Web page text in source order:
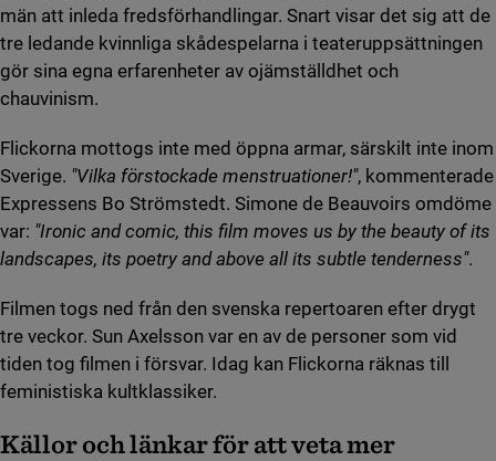
män att inleda fredsförhandlingar. Snart visar det sig att de
tre ledande kvinnliga skådespelarna i teateruppsättningen
gör sina egna erfarenheter av ojämställdhet och
chauvinism.
Flickorna mottogs inte med öppna armar, särskilt inte inom
Sverige. "Vilka förstockade menstruationer!", kommenterade
Expressens Bo Strömstedt. Simone de Beauvoirs omdöme
var: "Ironic and comic, this film moves us by the beauty of its
landscapes, its poetry and above all its subtle tenderness".
Filmen togs ned från den svenska repertoaren efter drygt
tre veckor. Sun Axelsson var en av de personer som vid
tiden tog filmen i försvar. Idag kan Flickorna räknas till
feministiska kultklassiker.
Källor och länkar för att veta mer